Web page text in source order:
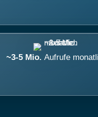
~3-5 Mio. Aufrufe